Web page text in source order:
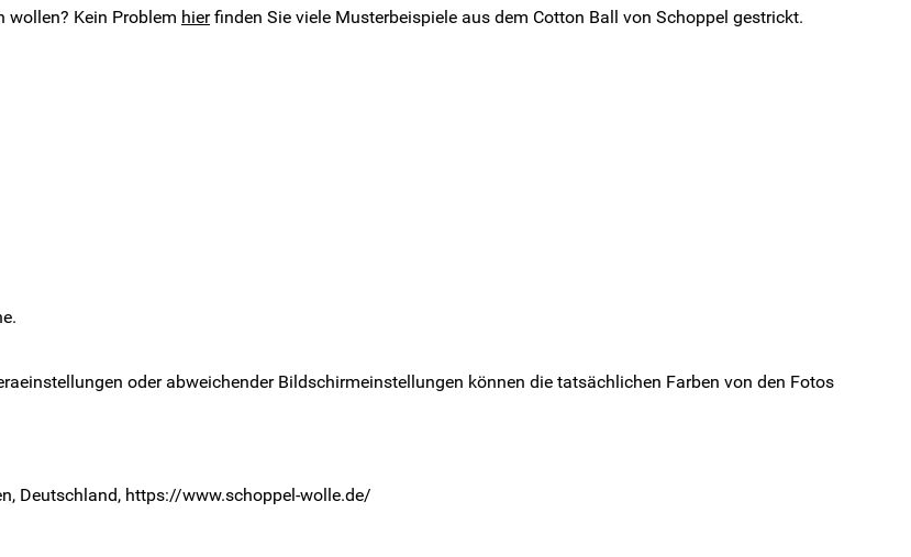
wollen? Kein Problem hierfinden Sie viele Musterbeispiele aus dem Cotton Ball von Schoppel gestrickt.
oder abweichender Bildschirmeinstellungen können die tatsächlichen Farben von den Fotos
Deutschland, https://www.schoppel-wolle.de/